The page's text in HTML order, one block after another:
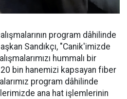
program dâhilinde
Sandıkçı, "Canik'imizde
hummalı bir
bin hanemizi kapsayan fiber
program dâhilinde
ana hat işlemlerinin